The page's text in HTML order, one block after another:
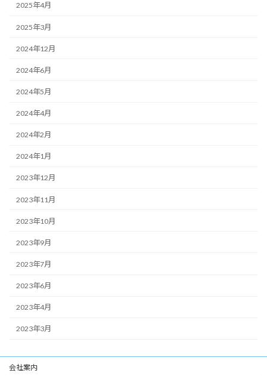
2025年4月
2025年3月
2024年12月
2024年6月
2024年5月
2024年4月
2024年2月
2024年1月
2023年12月
2023年11月
2023年10月
2023年9月
2023年7月
2023年6月
2023年4月
2023年3月
会社案内